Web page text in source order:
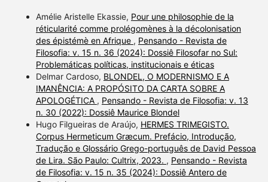
Amélie Aristelle Ekassie, Pour une philosophie de la
réticularité comme prolégomènes à la décolonisation
des épistémè en Afrique , Pensando - Revista de
Filosofia: v. 15 n. 36 (2024): Dossiê Filosofar no Sul:
Problemáticas políticas, institucionais e éticas
Delmar Cardoso, BLONDEL, O MODERNISMO E A
IMANÊNCIA: A PROPÓSITO DA CARTA SOBRE A
APOLOGÉTICA , Pensando - Revista de Filosofia: v. 13
n. 30 (2022): Dossiê Maurice Blondel
Hugo Filgueiras de Araújo, HERMES TRIMEGISTO.
Corpus Hermeticum Græcum. Prefácio, Introdução,
Tradução e Glossário Grego-português de David Pessoa
de Lira. São Paulo: Cultrix, 2023. , Pensando - Revista
de Filosofia: v. 15 n. 35 (2024): Dossiê Antero de